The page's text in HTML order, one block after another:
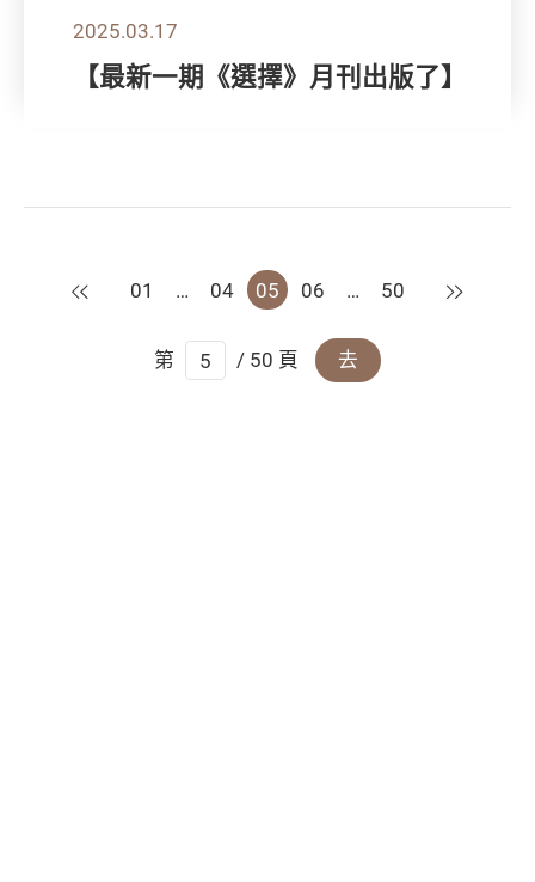
2025.03.17
【最新一期《選擇》月刊出版了】
上一頁
01 … 04 05 06 … 50 下一頁
第 / 50 頁 去